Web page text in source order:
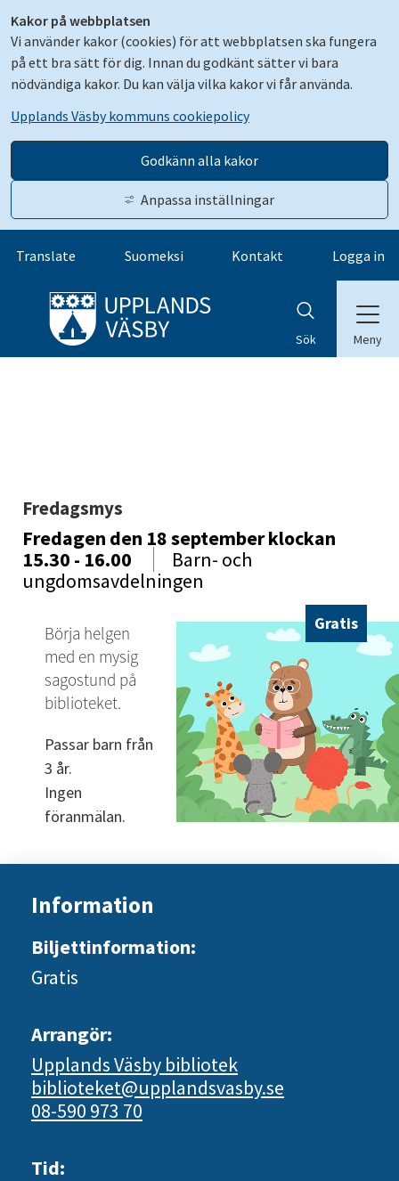
Kakor på webbplatsen
Vi använder kakor (cookies) för att webbplatsen ska fungera
på ett bra sätt för dig. Innan du godkänt sätter vi bara
nödvändiga kakor. Du kan välja vilka kakor vi får använda.
Upplands Väsby kommuns cookiepolicy
Godkänn alla kakor
Anpassa inställningar
Gå till innehåll
Translate Suomeksi Kontakt Logga in
Sök Meny
Fredagsmys
Fredagen den 18 septemberklockan
15.30 - 16.00
Barn- och
ungdomsavdelningen
Gratis
Börja helgen
med en mysig
sagostund på
biblioteket.
Passar barn från
3 år.
Ingen
föranmälan.
Information
Biljettinformation:
Gratis
Arrangör:
Upplands Väsby bibliotek
biblioteket@upplandsvasby.se
08-590 973 70
Tid: